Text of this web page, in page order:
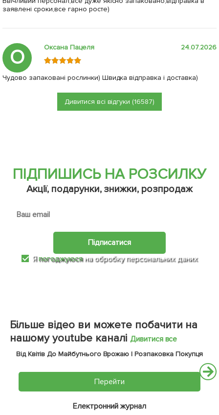
заявлені сроки,все гарно росте)
О Оксана Пацеля 24.07.2026
Чудово запаковані рослинки) Швидка відправка і доставка)
Дивитися всі відгуки (16587)
ПІДПИШИСЬ НА РОЗСИЛКУ
Акції, подарунки, знижки, розпродаж
Підписатися
Япогоджуюся на обробку персональних даних
Більше відео ви можете побачити на
нашому youtube каналі Дивитися все
Від Квітів До Майбутнього Врожаю | Розпаковка Покупця
Перейти
Електронний журнал